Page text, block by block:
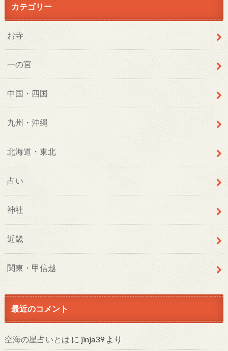
カテゴリー
お寺
一の宮
中国・四国
九州・沖縄
北海道・東北
占い
神社
近畿
関東・甲信越
最近のコメント
空海の星占いとは に jinja39より